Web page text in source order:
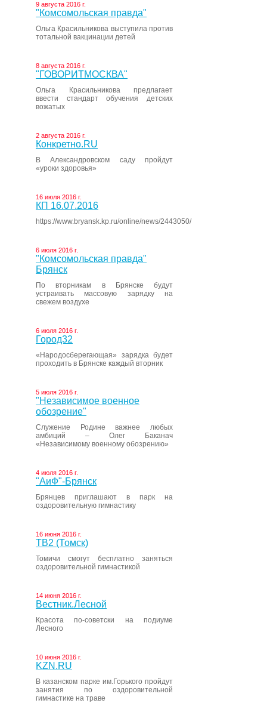
9 августа 2016 г.
"Комсомольская правда"
Ольга Красильникова выступила против
тотальной вакцинации детей
8 августа 2016 г.
"ГОВОРИТМОСКВА"
Ольга Красильникова предлагает
ввести стандарт обучения детских
вожатых
2 августа 2016 г.
Конкретно.RU
В Александровском саду пройдут
«уроки здоровья»
16 июля 2016 г.
КП 16.07.2016
https://www.bryansk.kp.ru/online/news/2443050/
6 июля 2016 г.
"Комсомольская правда"
Брянск
По вторникам в Брянске будут
устраивать массовую зарядку на
свежем воздухе
6 июля 2016 г.
Город32
«Народосберегающая» зарядка будет
проходить в Брянске каждый вторник
5 июля 2016 г.
"Независимое военное
обозрение"
Служение Родине важнее любых
амбиций – Олег Баканач
«Независимому военному обозрению»
4 июля 2016 г.
"АиФ"-Брянск
Брянцев приглашают в парк на
оздоровительную гимнастику
16 июня 2016 г.
ТВ2 (Томск)
Томичи смогут бесплатно заняться
оздоровительной гимнастикой
14 июня 2016 г.
Вестник.Лесной
Красота по-советски на подиуме
Лесного
10 июня 2016 г.
KZN.RU
В казанском парке им.Горького пройдут
занятия по оздоровительной
гимнастике на траве